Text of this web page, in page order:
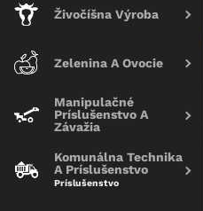
Živočíšna Výroba
Zelenina A Ovocie
Manipulačné
Príslušenstvo A
Závažia
Komunálna Technika
A Príslušenstvo
Príslušenstvo